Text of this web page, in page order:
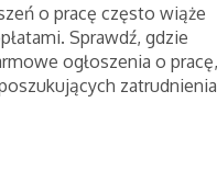
o pracę często wiąże
Sprawdź, gdzie
ogłoszenia o pracę,